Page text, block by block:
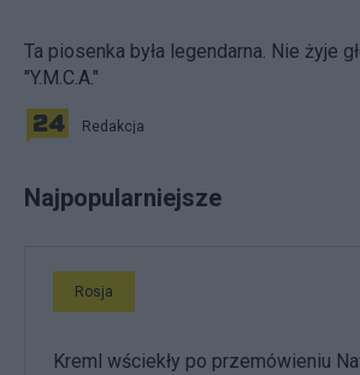
Ta piosenka była legendarna. Nie żyje
"Y.M.C.A."
Redakcja
Najpopularniejsze
Rosja
Kreml wściekły po przemówieniu